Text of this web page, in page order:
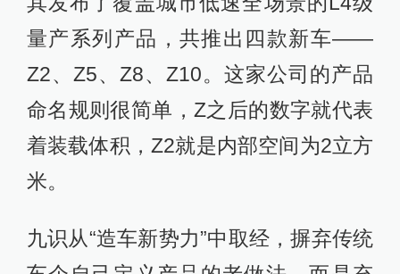
量产系列产品，共推出四款新车——
Z2、Z5、Z8、Z10。这家公司的产品
命名规则很简单，Z之后的数字就代表
着装载体积，Z2就是内部空间为2立方
米。
九识从“造车新势力”中取经，摒弃传统